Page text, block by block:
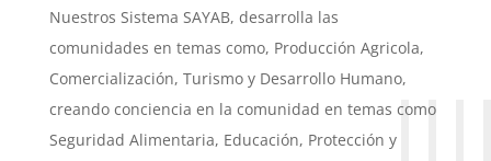
Nuestros Sistema SAYAB, desarrolla las
comunidades en temas como, Producción Agricola,
Comercialización, Turismo y Desarrollo Humano,
creando conciencia en la comunidad en temas como
Seguridad Alimentaria, Educación, Protección y